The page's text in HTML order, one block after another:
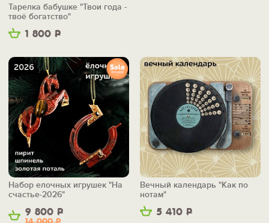
1 800 Р
Тарелка бабушке "Твои года -
твоё богатство"
9 800 Р
Набор елочных игрушек "На
счастье-2026"
5 410 Р
Вечный календарь "Как по
нотам"